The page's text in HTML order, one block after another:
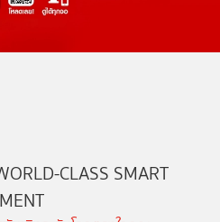
CLASS SMART